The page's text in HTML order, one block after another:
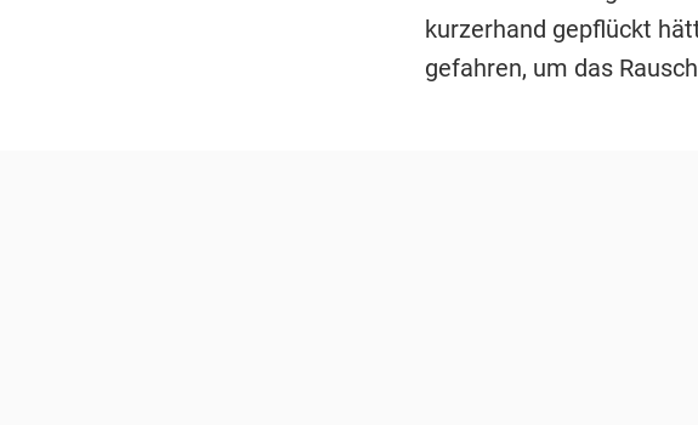
kurzerhand gepflückt
gefahren, um das